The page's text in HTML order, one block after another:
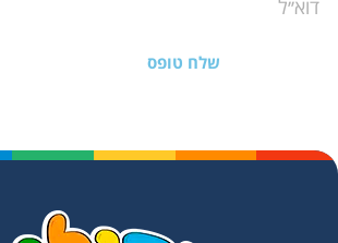
שלח טופס